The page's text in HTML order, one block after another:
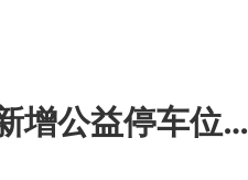
增公益停车位…